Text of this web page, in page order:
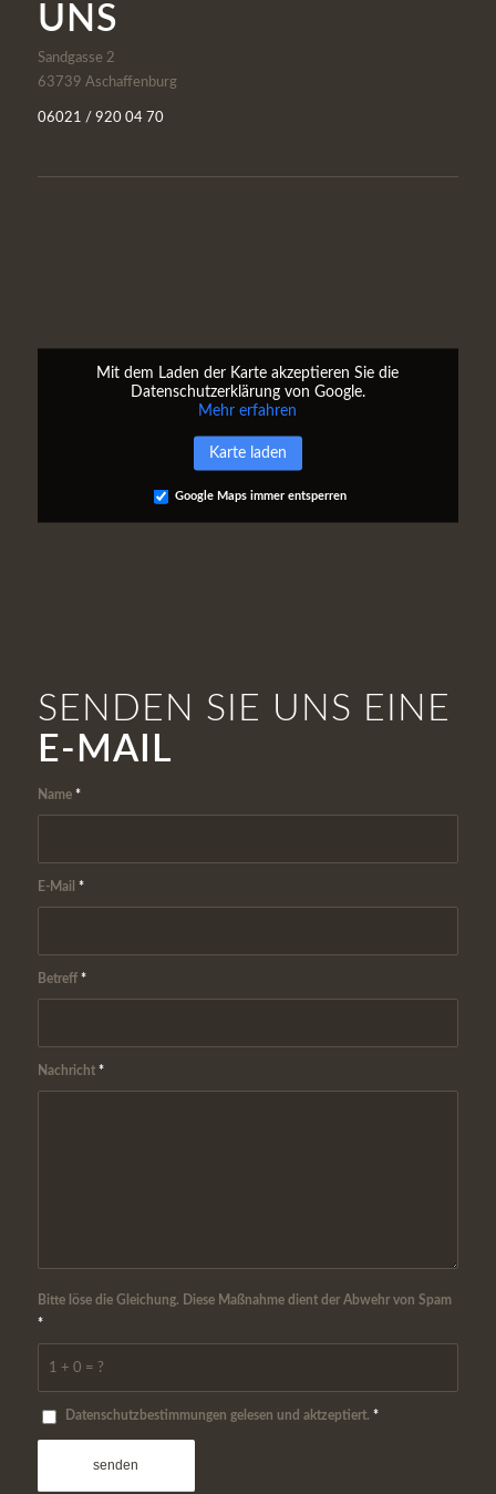
UNS
Sandgasse 2
63739 Aschaffenburg
06021 / 920 04 70
Mit dem Laden der Karte akzeptieren Sie die
Datenschutzerklärung von Google.
Mehr erfahren
Karte laden
Google Maps immer entsperren
SENDEN SIE UNS EINE
E-MAIL
Name *
E-Mail *
Betreff *
Nachricht *
1 + 0 = ?
Bitte löse die Gleichung. Diese Maßnahme dient der Abwehr von Spam
*
Datenschutzbestimmungen gelesen und aktzeptiert. *